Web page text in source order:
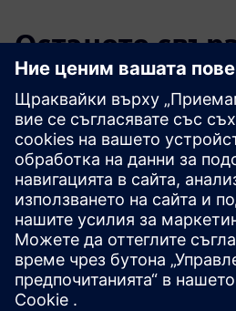
Останете
компоненти
Прочетете блога
Спечелете нови перспективи
пазара на PLM като цяло.
Посетете блога на PLM